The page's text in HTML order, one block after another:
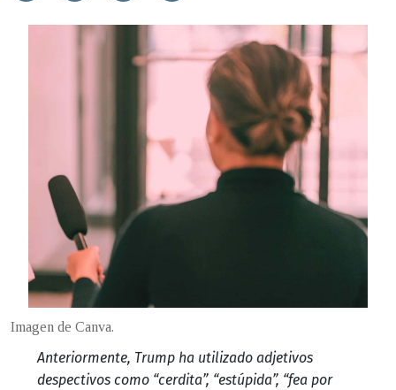
Imagen de Canva.
Anteriormente, Trump ha utilizado adjetivos
despectivos como “cerdita”, “estúpida”, “fea por